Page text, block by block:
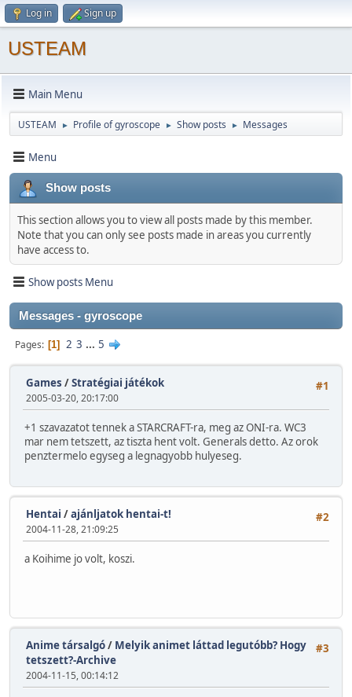
Log in Sign up
USTEAM
Main Menu
USTEAM ► Profile of gyroscope ► Show posts ► Messages
Menu
Show posts
This section allows you to view all posts made by this member.
Note that you can only see posts made in areas you currently
have access to.
Show posts Menu
Messages - gyroscope
Pages 1 2 3 ... 5
#1
Games /Stratégiai játékok
2005-03-20, 20:17:00
+1 szavazatot tennek a STARCRAFT-ra, meg az ONI-ra. WC3
mar nem tetszett, az tiszta hent volt. Generals detto. Az orok
penztermelo egyseg a legnagyobb hulyeseg.
#2
Hentai /ajánljatok hentai-t!
2004-11-28, 21:09:25
a Koihime jo volt, koszi.
#3
Anime társalgó/ Melyik animet láttad legutóbb? Hogy
tetszett?-Archive
2004-11-15, 00:14:12